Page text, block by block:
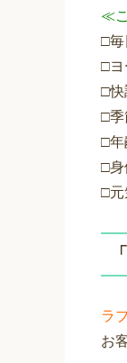
≪
□毎
□ヨ
□快
□季
□年
□身
□元
ラ
お